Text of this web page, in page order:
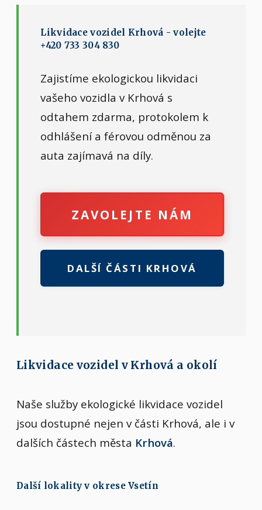
Likvidace vozidel Krhová - volejte
+420 733 304 830
Zajistíme ekologickou likvidaci
vašeho vozidla v Krhová s
odtahem zdarma, protokolem k
odhlášení a férovou odměnou za
auta zajímavá na díly.
ZAVOLEJTE NÁM
DALŠÍ ČÁSTI KRHOVÁ
Likvidace vozidel v Krhová a okolí
Naše služby ekologické likvidace vozidel
jsou dostupné nejen v části Krhová, ale i v
dalších částech města Krhová.
Další lokality v okrese Vsetín